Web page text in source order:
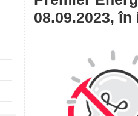
08.09.2023,